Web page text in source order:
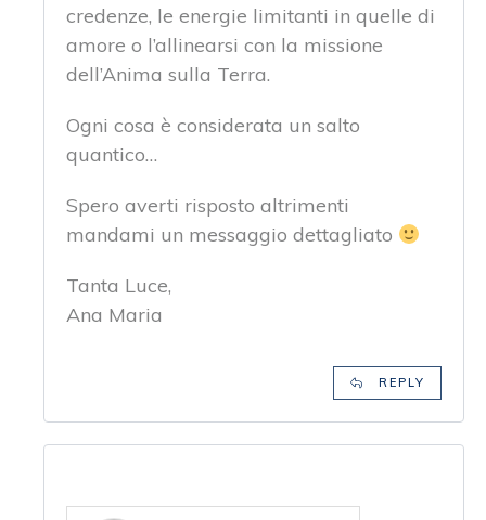
credenze, le energie limitanti in quelle di
amore o l’allinearsi con la missione
dell’Anima sulla Terra.
Ogni cosa è considerata un salto
quantico…
Spero averti risposto altrimenti
mandami un messaggio dettagliato
Tanta Luce,
Ana Maria
REPLY